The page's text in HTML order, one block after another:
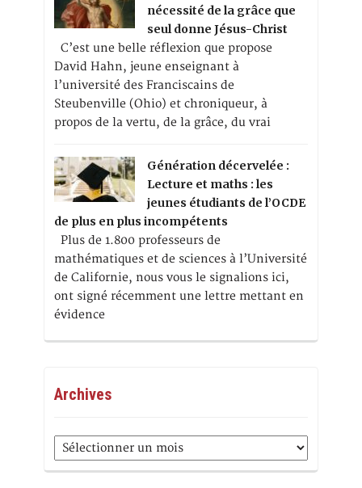
nécessité de la grâce que
seul donne Jésus-Christ
C’est une belle réflexion que propose
David Hahn, jeune enseignant à
l’université des Franciscains de
Steubenville (Ohio) et chroniqueur, à
propos de la vertu, de la grâce, du vrai
Génération décervelée :
Lecture et maths : les
jeunes étudiants de l’OCDE
de plus en plus incompétents
Plus de 1.800 professeurs de
mathématiques et de sciences à l’Université
de Californie, nous vous le signalions ici,
ont signé récemment une lettre mettant en
évidence
Archives
Archives